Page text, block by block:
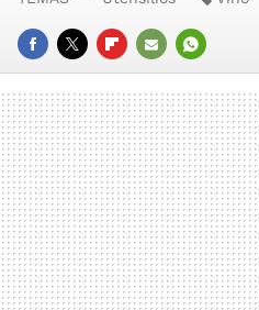
FACEBOOK
TWITTERFLIPBOARD
E-
MAIL
WHATSAPP